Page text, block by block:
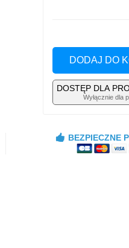
DODAJ DO
DOSTĘP DLA
Wyłącznie dla
BEZPIECZNE